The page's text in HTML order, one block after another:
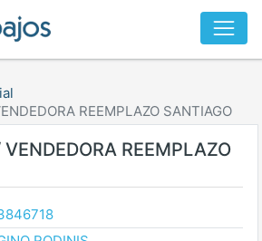
REEMPLAZO SANTIAGO
REEMPLAZO